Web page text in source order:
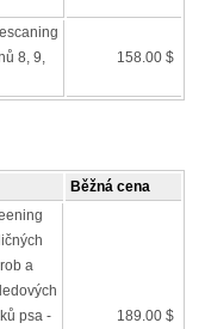
8, 9,
158.00 $
Běžná cena
a
psa -
189.00 $